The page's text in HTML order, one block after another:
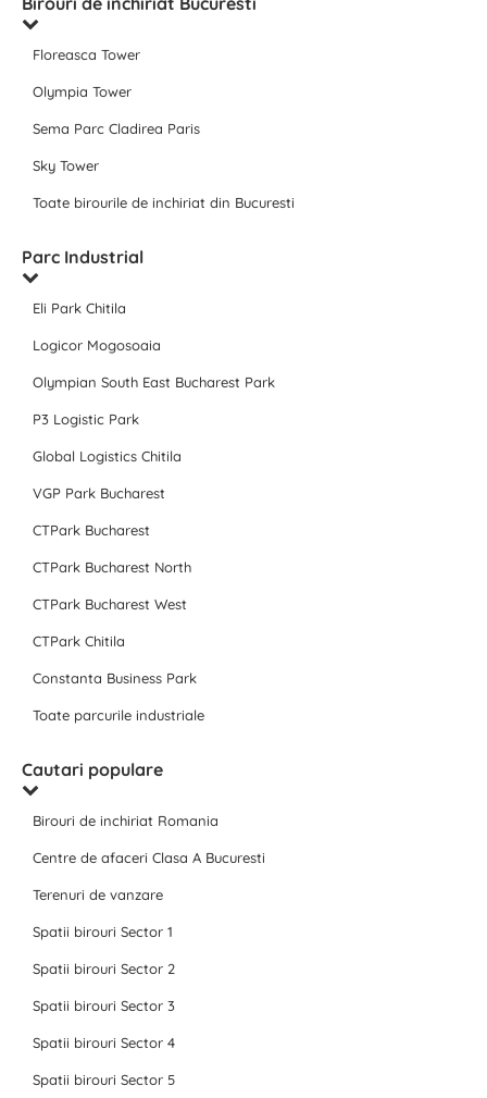
Floreasca Tower
Olympia Tower
Sema Parc Cladirea Paris
Sky Tower
Toate birourile de inchiriat din Bucuresti
Parc Industrial
Eli Park Chitila
Logicor Mogosoaia
Olympian South East Bucharest Park
P3 Logistic Park
Global Logistics Chitila
VGP Park Bucharest
CTPark Bucharest
CTPark Bucharest North
CTPark Bucharest West
CTPark Chitila
Constanta Business Park
Toate parcurile industriale
Cautari populare
Birouri de inchiriat Romania
Centre de afaceri Clasa A Bucuresti
Terenuri de vanzare
Spatii birouri Sector 1
Spatii birouri Sector 2
Spatii birouri Sector 3
Spatii birouri Sector 4
Spatii birouri Sector 5